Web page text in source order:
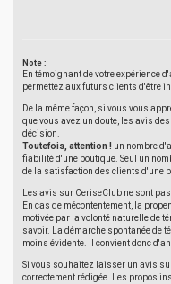
Note :
En témoignant de votre expérience
permettez aux futurs clients d'être
De la même façon, si vous vous
que vous avez un doute, les avis
décision.
Toutefois, attention ! un nombre
fiabilité d'une boutique. Seul un
de la satisfaction des clients d'une
Les avis sur CeriseClub ne sont
En cas de mécontentement, la
motivée par la volonté naturelle de
savoir. La démarche spontanée de
moins évidente. Il convient donc
Si vous souhaitez laisser un avis
correctement rédigée. Les propos